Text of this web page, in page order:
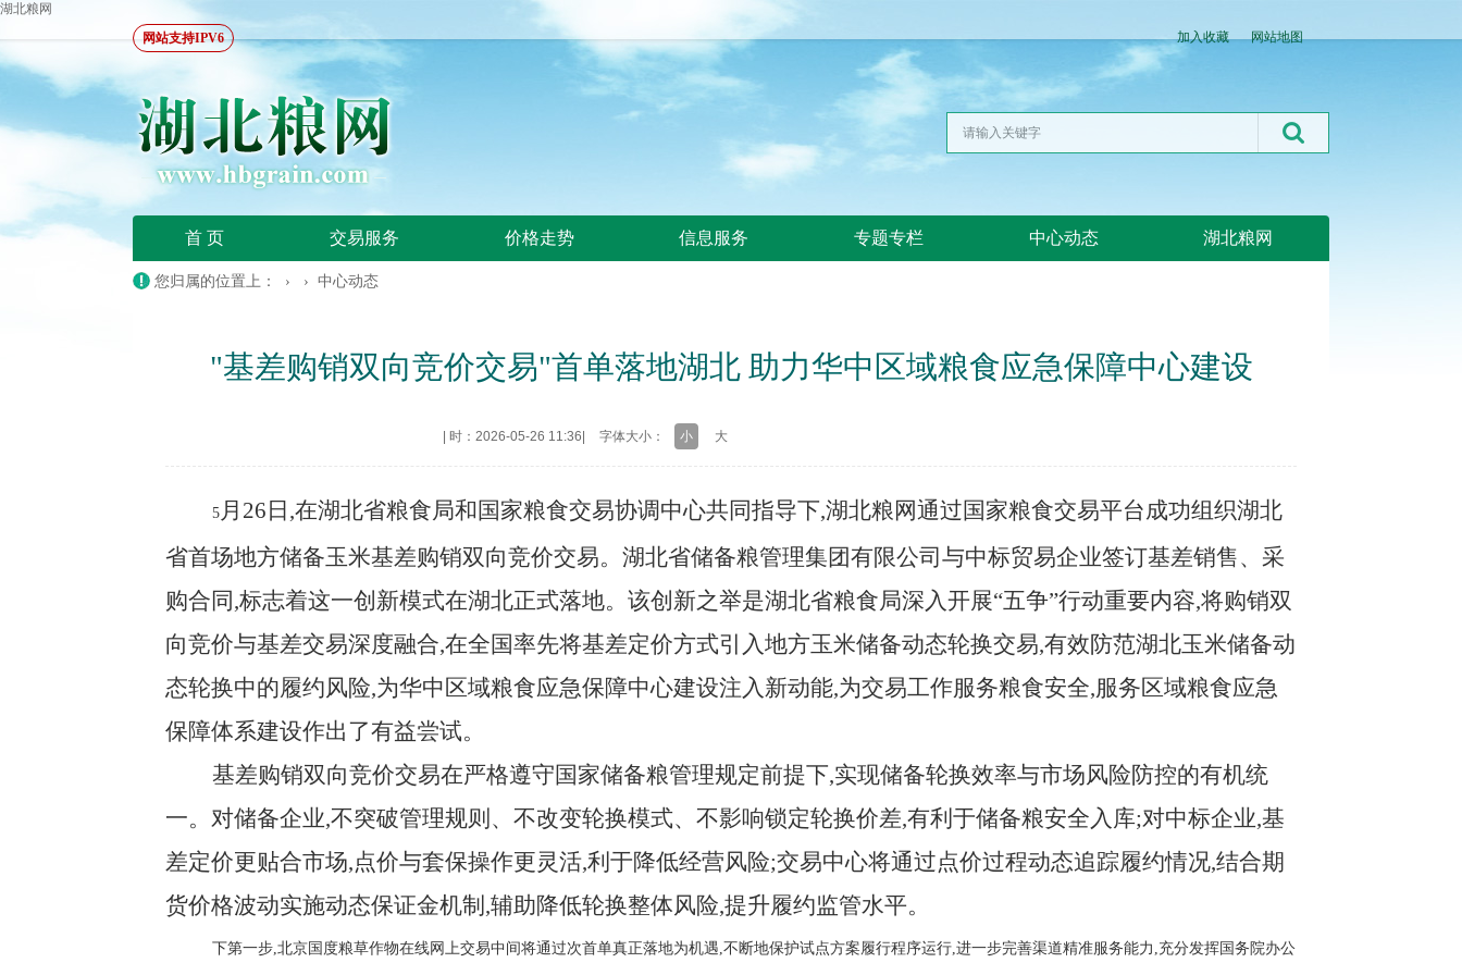
湖北粮网
网站支持IPV6
加入收藏 网站地图
首 页 交易服务 价格走势 信息服务 专题专栏 中心动态 湖北粮网
您归属的位置上： › › 中心动态
"基差购销双向竞价交易"首单落地湖北 助力华中区域粮食应急保障中心建设
时：2026-05-26 11:36 字体大小： 小 大
5月26日,在湖北省粮食局和国家粮食交易协调中心共同指导下,湖北粮网通过国家粮食交易平台成功组织湖北
省首场地方储备玉米基差购销双向竞价交易。湖北省储备粮管理集团有限公司与中标贸易企业签订基差销售、采
购合同,标志着这一创新模式在湖北正式落地。该创新之举是湖北省粮食局深入开展“五争”行动重要内容,将购销双
向竞价与基差交易深度融合,在全国率先将基差定价方式引入地方玉米储备动态轮换交易,有效防范湖北玉米储备动
态轮换中的履约风险,为华中区域粮食应急保障中心建设注入新动能,为交易工作服务粮食安全,服务区域粮食应急
保障体系建设作出了有益尝试。
基差购销双向竞价交易在严格遵守国家储备粮管理规定前提下,实现储备轮换效率与市场风险防控的有机统
一。对储备企业,不突破管理规则、不改变轮换模式、不影响锁定轮换价差,有利于储备粮安全入库;对中标企业,基
差定价更贴合市场,点价与套保操作更灵活,利于降低经营风险;交易中心将通过点价过程动态追踪履约情况,结合期
货价格波动实施动态保证金机制,辅助降低轮换整体风险,提升履约监管水平。
下第一步,北京国度粮草作物在线网上交易中间将通过次首单真正落地为机遇,不断地保护试点方案履行程序运行,进一步完善渠道精准服务能力,充分发挥国务院办公